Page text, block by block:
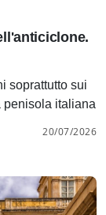
soprattutto sui
penisola italiana
20/07/2026